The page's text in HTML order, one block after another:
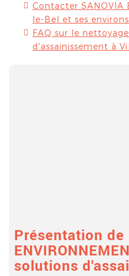
Contacter SANOVIA
le-Bel et ses environs
FAQ sur le
d'assainissement à
Présentation de
solutions